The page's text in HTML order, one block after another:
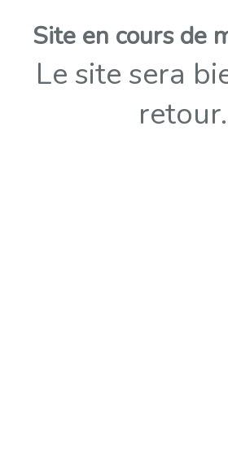
Site en cours de
Le site sera
retour.